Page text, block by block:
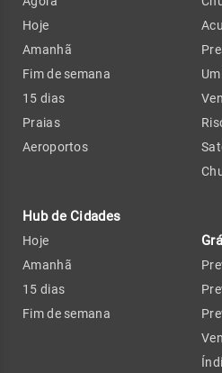
Hoje
Amanhã
Fim de semana
15 dias
Praias
Aeroportos
Hub de Cidades
Hoje
Amanhã
15 dias
Fim de semana